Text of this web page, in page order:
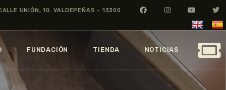
UNIÓN, 10. VALDEPEÑAS - 13300
FUNDACIÓN TIENDA NOTICIAS